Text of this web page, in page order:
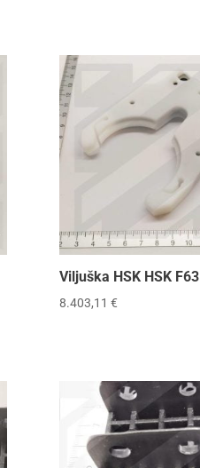
Viljuška HSK HSK F63
8.403,11 €